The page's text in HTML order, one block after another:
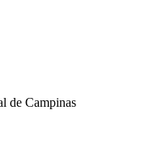
de Campinas